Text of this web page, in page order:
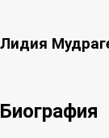
Лидия
Биография